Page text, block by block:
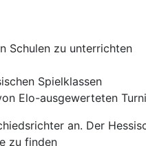
Schulen zu unterrichten
Spielklassen
Elo-ausgewerteten
an. Der
zu finden